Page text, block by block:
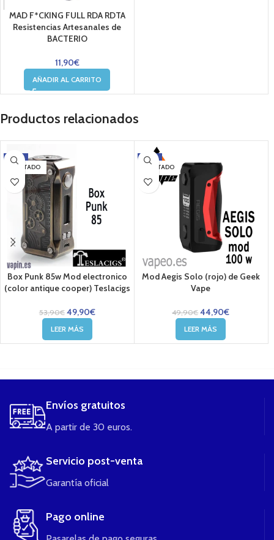
MAD F*CKING FULL RDA RDTA
Resistencias Artesanales de
BACTERIO
11,90€
AÑADIR AL CARRITO
Productos relacionados
-7%
AGOTADO
Box Punk 85w Mod electronico
(color antique cooper) Teslacigs
53,90€ 49,90€
LEER MÁS
-10%
AGOTADO
Mod Aegis Solo (rojo) de Geek
Vape
49,90€ 44,90€
LEER MÁS
Envíos gratuitos
A partir de 30 euros.
Servicio post-venta
Garantía oficial
Pago online